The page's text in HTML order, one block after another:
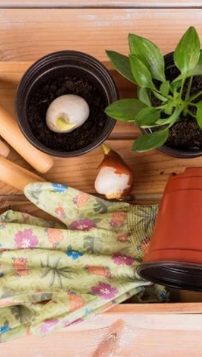
w
które
każdego
aspekty,
21 października 2024
Kreatywne pomysły
doniczkowych w
Odkryj, jak rośliny
uroku i świeżości
ogrodowi. Dowiedz się,
zaaranżować oraz
otoczenia nową, zieloną